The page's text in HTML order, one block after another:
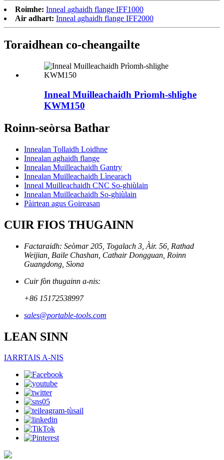
Roimhe: Inneal aghaidh flange IFF1000
Air adhart: Inneal aghaidh flange IFF2000
Toraidhean co-cheangailte
Inneal Muilleachaidh Prìomh-shlighe
KWM150
Roinn-seòrsa Bathar
Innealan Tollaidh Loidhne
Innealan aghaidh flange
Innealan Muilleachaidh Gantry
Innealan Muilleachaidh Lìnearach
Inneal Muilleachaidh CNC So-ghiùlain
Innealan Muilleachaidh So-ghiùlain
Pàirtean agus Goireasan
CUIR FIOS THUGAINN
Factaraidh: Seòmar 205, Togalach 3, Àir. 56, Rathad
Weijian, Baile Chashan, Cathair Dongguan, Roinn
Guangdong, Sìona
Cuir fòn thugainn a-nis:
+86 15172538997
sales@portable-tools.com
LEAN SINN
IARRTAIS A-NIS